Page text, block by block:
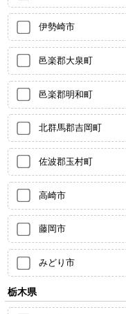
伊勢崎市
邑楽郡大泉町
邑楽郡明和町
北群馬郡吉岡町
佐波郡玉村町
高崎市
藤岡市
みどり市
栃木県